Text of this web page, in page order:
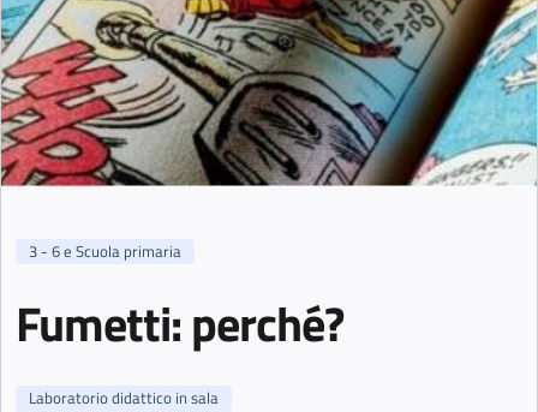
3 - 6 e Scuola primaria
Fumetti: perché?
Laboratorio didattico in sala